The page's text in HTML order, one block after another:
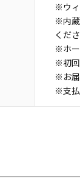
※ウィ
※内蔵
くださ
※ホー
※初回
※お届
※支払